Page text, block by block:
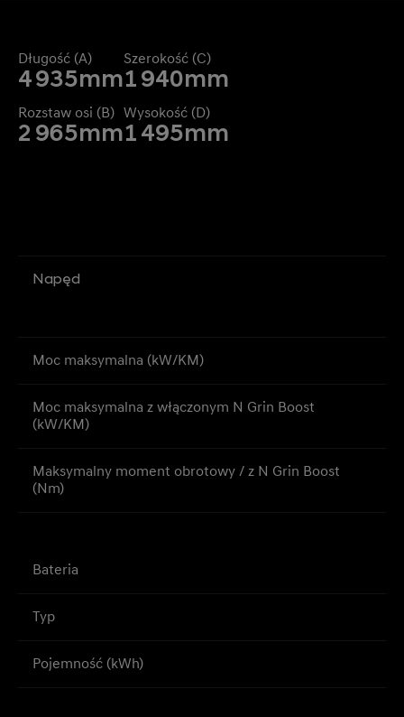
Długość (A)
4 935mm
Rozstaw osi (B)
2 965mm
Szerokość (C)
1 940mm
Wysokość (D)
1 495mm
Napęd
Moc maksymalna (kW/KM)
Moc maksymalna z włączonym N Grin Boost
(kW/KM)
Maksymalny moment obrotowy / z N Grin Boost
(Nm)
Bateria
Typ
Pojemność (kWh)